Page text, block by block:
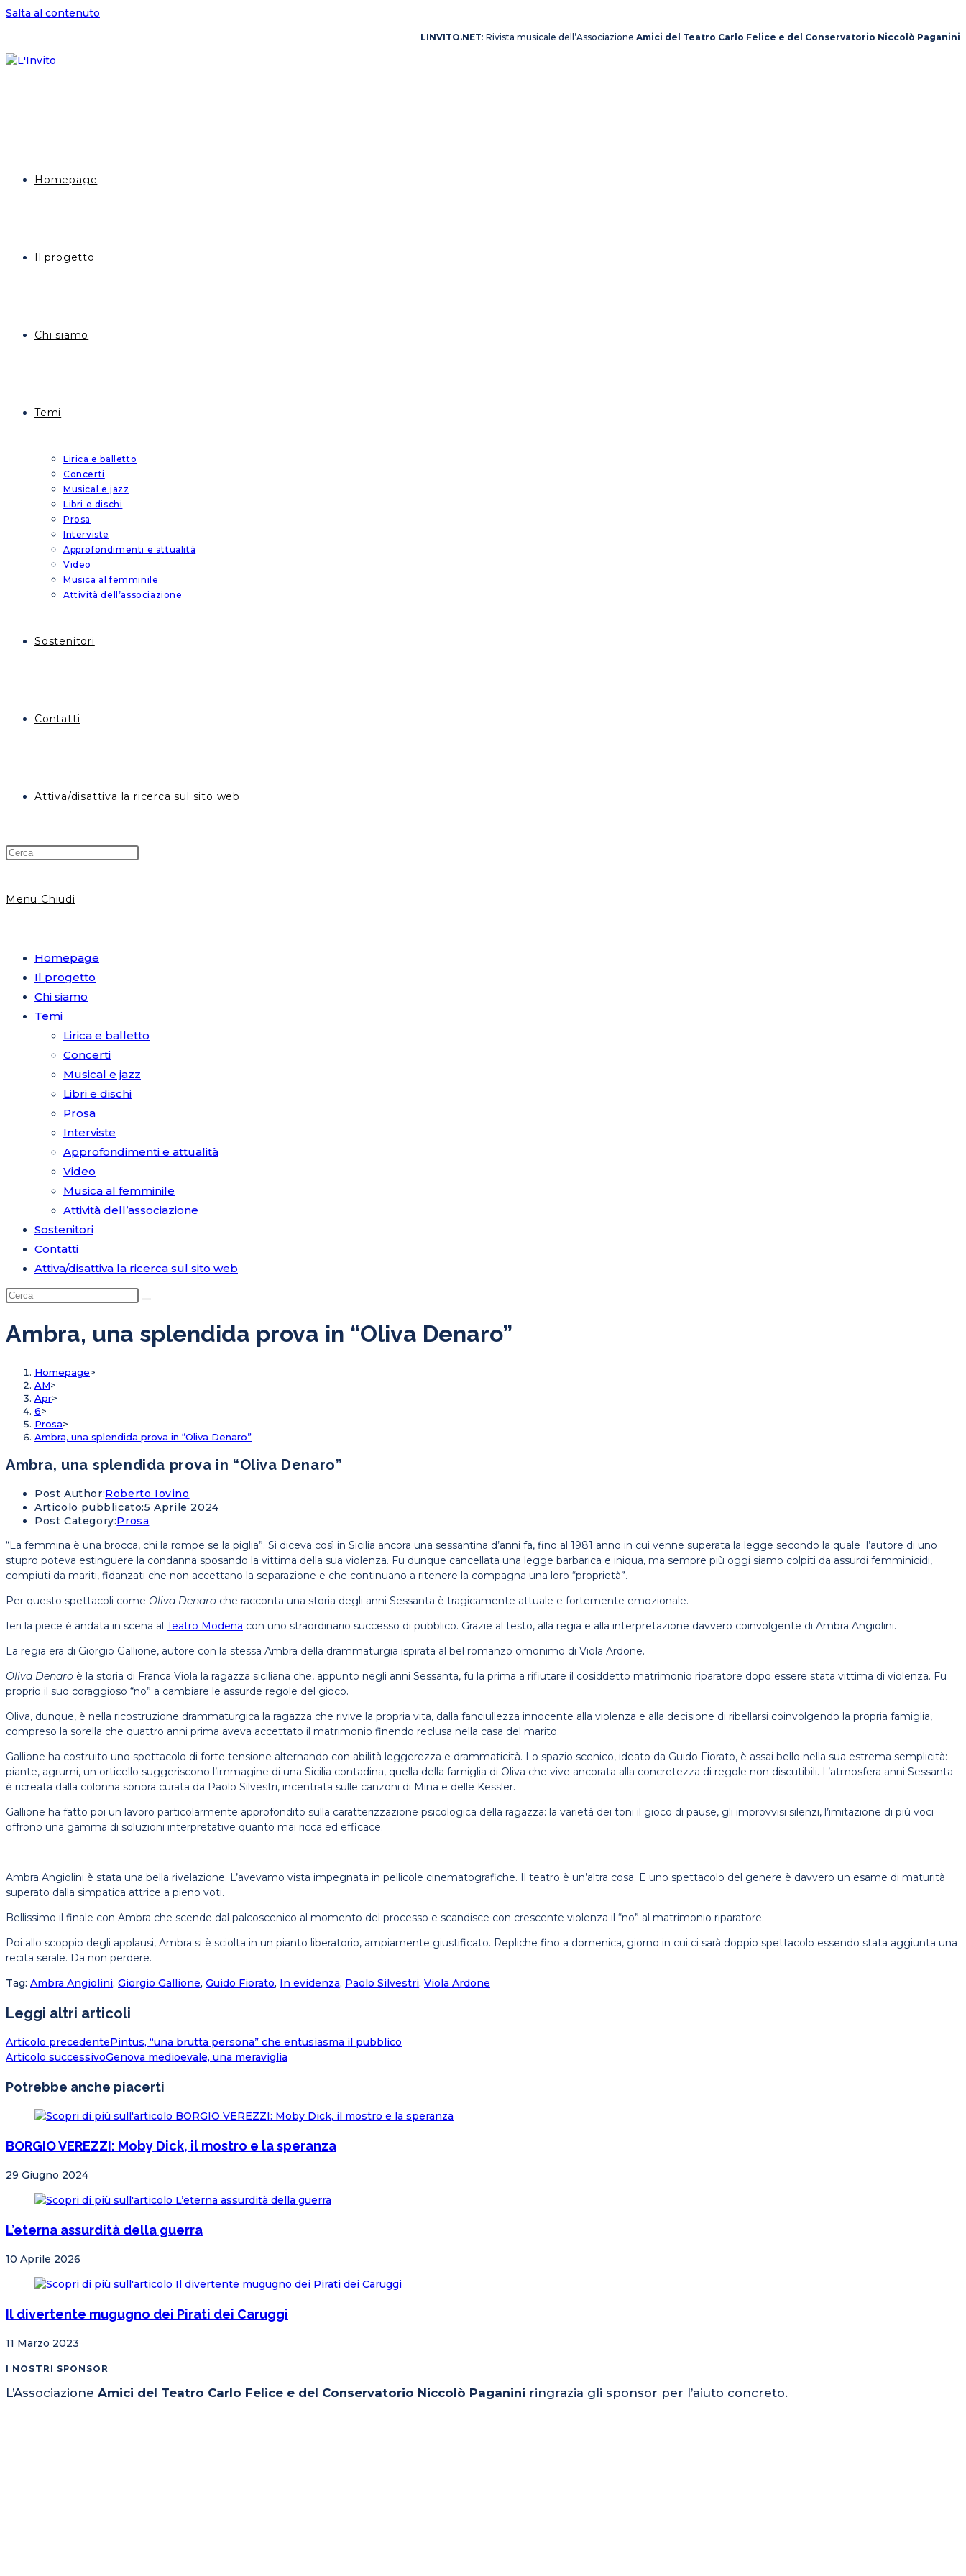
Salta al contenuto
LINVITO.NET: Rivista musicale dell’Associazione Amici del Teatro Carlo Felice e del Conservatorio Niccolò Paganini
Homepage
Il progetto
Chi siamo
Temi
Lirica e balletto
Concerti
Musical e jazz
Libri e dischi
Prosa
Interviste
Approfondimenti e attualità
Video
Musica al femminile
Attività dell’associazione
Sostenitori
Contatti
Attiva/disattiva la ricerca sul sito web
Menu Chiudi
Homepage
Il progetto
Chi siamo
Temi
Lirica e balletto
Concerti
Musical e jazz
Libri e dischi
Prosa
Interviste
Approfondimenti e attualità
Video
Musica al femminile
Attività dell’associazione
Sostenitori
Contatti
Attiva/disattiva la ricerca sul sito web
Ambra, una splendida prova in “Oliva Denaro”
Homepage>
AM>
Apr>
6>
Prosa>
Ambra, una splendida prova in “Oliva Denaro”
Ambra, una splendida prova in “Oliva Denaro”
Post Author:Roberto Iovino
Articolo pubblicato:5 Aprile 2024
Post Category:Prosa
“La femmina è una brocca, chi la rompe se la piglia”. Si diceva così in Sicilia ancora una sessantina d’anni fa, fino al 1981 anno in cui venne superata la legge secondo la quale l’autore di uno
stupro poteva estinguere la condanna sposando la vittima della sua violenza. Fu dunque cancellata una legge barbarica e iniqua, ma sempre più oggi siamo colpiti da assurdi femminicidi,
compiuti da mariti, fidanzati che non accettano la separazione e che continuano a ritenere la compagna una loro “proprietà”.
Per questo spettacoli come Oliva Denaro che racconta una storia degli anni Sessanta è tragicamente attuale e fortemente emozionale.
Ieri la piece è andata in scena al Teatro Modena con uno straordinario successo di pubblico. Grazie al testo, alla regia e alla interpretazione davvero coinvolgente di Ambra Angiolini.
La regia era di Giorgio Gallione, autore con la stessa Ambra della drammaturgia ispirata al bel romanzo omonimo di Viola Ardone.
Oliva Denaro è la storia di Franca Viola la ragazza siciliana che, appunto negli anni Sessanta, fu la prima a rifiutare il cosiddetto matrimonio riparatore dopo essere stata vittima di violenza. Fu
proprio il suo coraggioso “no” a cambiare le assurde regole del gioco.
Oliva, dunque, è nella ricostruzione drammaturgica la ragazza che rivive la propria vita, dalla fanciullezza innocente alla violenza e alla decisione di ribellarsi coinvolgendo la propria famiglia,
compreso la sorella che quattro anni prima aveva accettato il matrimonio finendo reclusa nella casa del marito.
Gallione ha costruito uno spettacolo di forte tensione alternando con abilità leggerezza e drammaticità. Lo spazio scenico, ideato da Guido Fiorato, è assai bello nella sua estrema semplicità:
piante, agrumi, un orticello suggeriscono l’immagine di una Sicilia contadina, quella della famiglia di Oliva che vive ancorata alla concretezza di regole non discutibili. L’atmosfera anni Sessanta
è ricreata dalla colonna sonora curata da Paolo Silvestri, incentrata sulle canzoni di Mina e delle Kessler.
Gallione ha fatto poi un lavoro particolarmente approfondito sulla caratterizzazione psicologica della ragazza: la varietà dei toni il gioco di pause, gli improvvisi silenzi, l’imitazione di più voci
offrono una gamma di soluzioni interpretative quanto mai ricca ed efficace.
Ambra Angiolini è stata una bella rivelazione. L’avevamo vista impegnata in pellicole cinematografiche. Il teatro è un’altra cosa. E uno spettacolo del genere è davvero un esame di maturità
superato dalla simpatica attrice a pieno voti.
Bellissimo il finale con Ambra che scende dal palcoscenico al momento del processo e scandisce con crescente violenza il “no” al matrimonio riparatore.
Poi allo scoppio degli applausi, Ambra si è sciolta in un pianto liberatorio, ampiamente giustificato. Repliche fino a domenica, giorno in cui ci sarà doppio spettacolo essendo stata aggiunta una
recita serale. Da non perdere.
Tag: Ambra Angiolini, Giorgio Gallione, Guido Fiorato, In evidenza, Paolo Silvestri, Viola Ardone
Leggi altri articoli
Articolo precedentePintus, “una brutta persona” che entusiasma il pubblico
Articolo successivoGenova medioevale, una meraviglia
Potrebbe anche piacerti
BORGIO VEREZZI: Moby Dick, il mostro e la speranza
29 Giugno 2024
L’eterna assurdità della guerra
10 Aprile 2026
Il divertente mugugno dei Pirati dei Caruggi
11 Marzo 2023
I NOSTRI SPONSOR
L’Associazione Amici del Teatro Carlo Felice e del Conservatorio Niccolò Paganini ringrazia gli sponsor per l’aiuto concreto.